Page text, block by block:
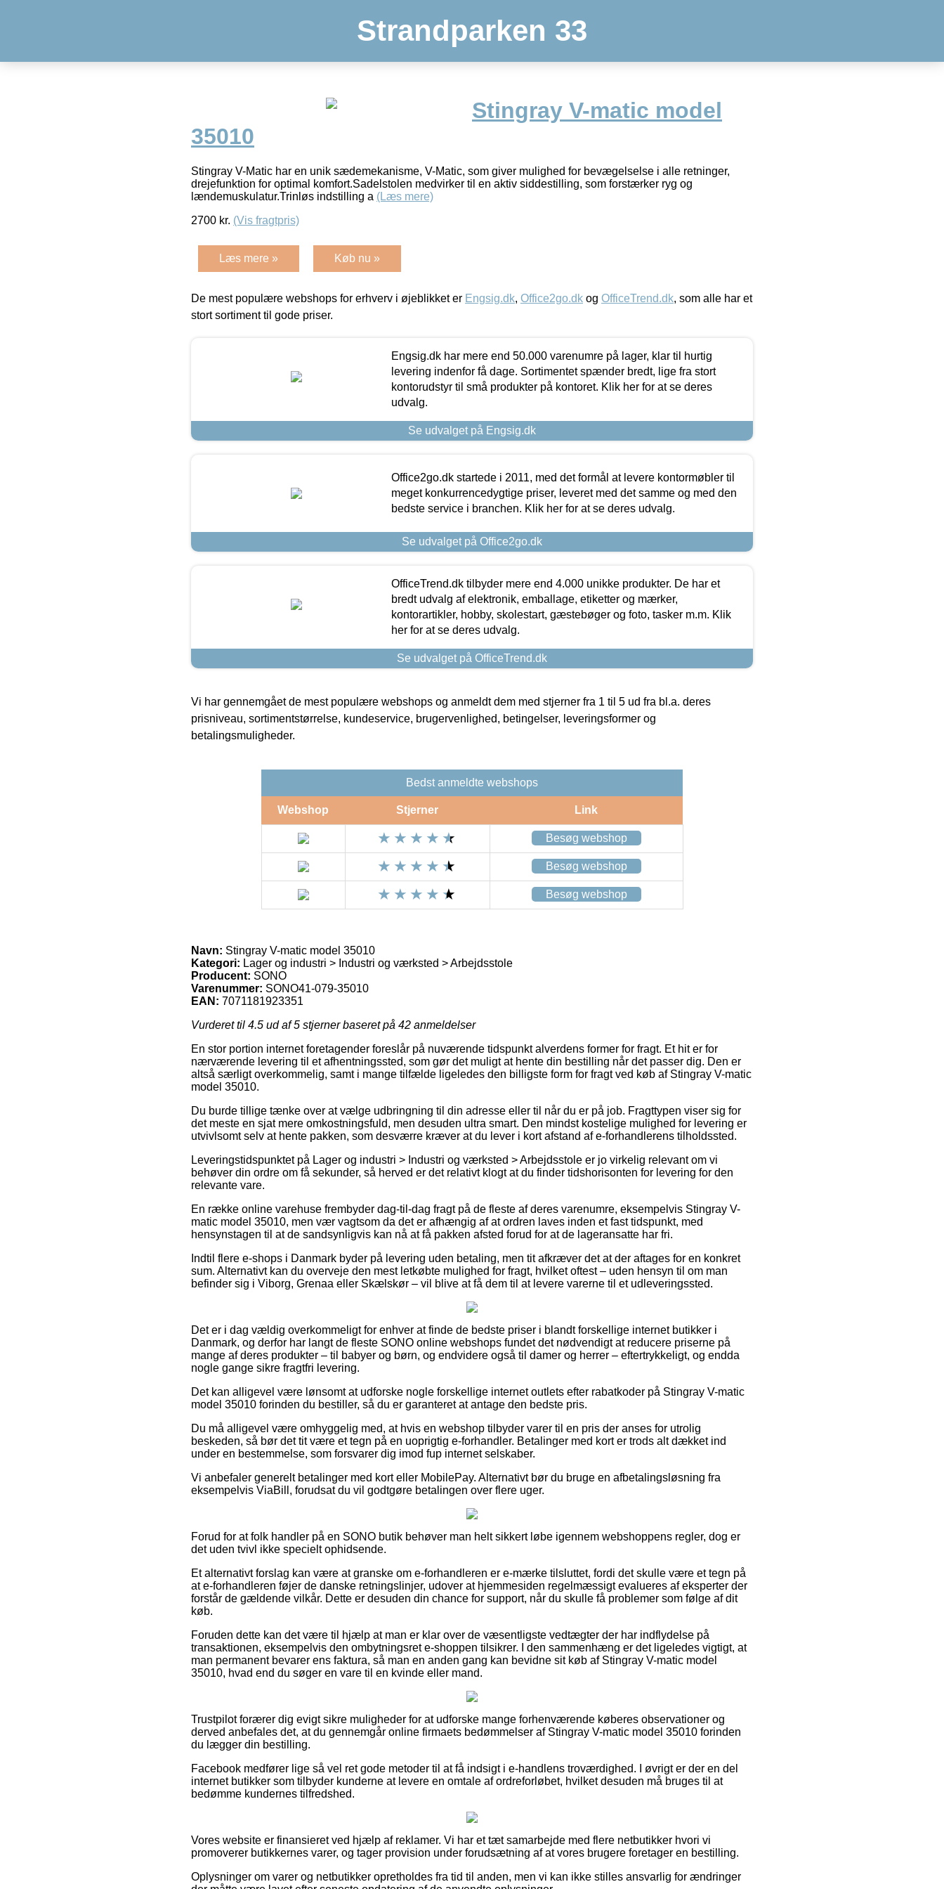
Strandparken 33
Stingray V-matic model
35010
Stingray V-Matic har en unik sædemekanisme, V-Matic, som giver mulighed for bevægelselse i alle retninger,
drejefunktion for optimal komfort.Sadelstolen medvirker til en aktiv siddestilling, som forstærker ryg og
lændemuskulatur.Trinløs indstilling a (Læs mere)
2700 kr. (Vis fragtpris)
Læs mere » Køb nu »
De mest populære webshops for erhverv i øjeblikket er Engsig.dk, Office2go.dk og OfficeTrend.dk, som alle har et
stort sortiment til gode priser.
Engsig.dk har mere end 50.000 varenumre på lager, klar til hurtig
levering indenfor få dage. Sortimentet spænder bredt, lige fra stort
kontorudstyr til små produkter på kontoret. Klik her for at se deres
udvalg.
Se udvalget på Engsig.dk
Office2go.dk startede i 2011, med det formål at levere kontormøbler til
meget konkurrencedygtige priser, leveret med det samme og med den
bedste service i branchen. Klik her for at se deres udvalg.
Se udvalget på Office2go.dk
OfficeTrend.dk tilbyder mere end 4.000 unikke produkter. De har et
bredt udvalg af elektronik, emballage, etiketter og mærker,
kontorartikler, hobby, skolestart, gæstebøger og foto, tasker m.m. Klik
her for at se deres udvalg.
Se udvalget på OfficeTrend.dk
Vi har gennemgået de mest populære webshops og anmeldt dem med stjerner fra 1 til 5 ud fra bl.a. deres
prisniveau, sortimentstørrelse, kundeservice, brugervenlighed, betingelser, leveringsformer og
betalingsmuligheder.
Bedst anmeldte webshops
Webshop Stjerner Link
Besøg webshop
Besøg webshop
Besøg webshop
Navn: Stingray V-matic model 35010
Kategori: Lager og industri > Industri og værksted > Arbejdsstole
Producent: SONO
Varenummer: SONO41-079-35010
EAN: 7071181923351
Vurderet til 4.5 ud af 5 stjerner baseret på 42 anmeldelser
En stor portion internet foretagender foreslår på nuværende tidspunkt alverdens former for fragt. Et hit er for
nærværende levering til et afhentningssted, som gør det muligt at hente din bestilling når det passer dig. Den er
altså særligt overkommelig, samt i mange tilfælde ligeledes den billigste form for fragt ved køb af Stingray V-matic
model 35010.
Du burde tillige tænke over at vælge udbringning til din adresse eller til når du er på job. Fragttypen viser sig for
det meste en sjat mere omkostningsfuld, men desuden ultra smart. Den mindst kostelige mulighed for levering er
utvivlsomt selv at hente pakken, som desværre kræver at du lever i kort afstand af e-forhandlerens tilholdssted.
Leveringstidspunktet på Lager og industri > Industri og værksted > Arbejdsstole er jo virkelig relevant om vi
behøver din ordre om få sekunder, så herved er det relativt klogt at du finder tidshorisonten for levering for den
relevante vare.
En række online varehuse frembyder dag-til-dag fragt på de fleste af deres varenumre, eksempelvis Stingray V-
matic model 35010, men vær vagtsom da det er afhængig af at ordren laves inden et fast tidspunkt, med
hensynstagen til at de sandsynligvis kan nå at få pakken afsted forud for at de lageransatte har fri.
Indtil flere e-shops i Danmark byder på levering uden betaling, men tit afkræver det at der aftages for en konkret
sum. Alternativt kan du overveje den mest letkøbte mulighed for fragt, hvilket oftest – uden hensyn til om man
befinder sig i Viborg, Grenaa eller Skælskør – vil blive at få dem til at levere varerne til et udleveringssted.
Det er i dag vældig overkommeligt for enhver at finde de bedste priser i blandt forskellige internet butikker i
Danmark, og derfor har langt de fleste SONO online webshops fundet det nødvendigt at reducere priserne på
mange af deres produkter – til babyer og børn, og endvidere også til damer og herrer – eftertrykkeligt, og endda
nogle gange sikre fragtfri levering.
Det kan alligevel være lønsomt at udforske nogle forskellige internet outlets efter rabatkoder på Stingray V-matic
model 35010 forinden du bestiller, så du er garanteret at antage den bedste pris.
Du må alligevel være omhyggelig med, at hvis en webshop tilbyder varer til en pris der anses for utrolig
beskeden, så bør det tit være et tegn på en uoprigtig e-forhandler. Betalinger med kort er trods alt dækket ind
under en bestemmelse, som forsvarer dig imod fup internet selskaber.
Vi anbefaler generelt betalinger med kort eller MobilePay. Alternativt bør du bruge en afbetalingsløsning fra
eksempelvis ViaBill, forudsat du vil godtgøre betalingen over flere uger.
Forud for at folk handler på en SONO butik behøver man helt sikkert løbe igennem webshoppens regler, dog er
det uden tvivl ikke specielt ophidsende.
Et alternativt forslag kan være at granske om e-forhandleren er e-mærke tilsluttet, fordi det skulle være et tegn på
at e-forhandleren føjer de danske retningslinjer, udover at hjemmesiden regelmæssigt evalueres af eksperter der
forstår de gældende vilkår. Dette er desuden din chance for support, når du skulle få problemer som følge af dit
køb.
Foruden dette kan det være til hjælp at man er klar over de væsentligste vedtægter der har indflydelse på
transaktionen, eksempelvis den ombytningsret e-shoppen tilsikrer. I den sammenhæng er det ligeledes vigtigt, at
man permanent bevarer ens faktura, så man en anden gang kan bevidne sit køb af Stingray V-matic model
35010, hvad end du søger en vare til en kvinde eller mand.
Trustpilot forærer dig evigt sikre muligheder for at udforske mange forhenværende køberes observationer og
derved anbefales det, at du gennemgår online firmaets bedømmelser af Stingray V-matic model 35010 forinden
du lægger din bestilling.
Facebook medfører lige så vel ret gode metoder til at få indsigt i e-handlens troværdighed. I øvrigt er der en del
internet butikker som tilbyder kunderne at levere en omtale af ordreforløbet, hvilket desuden må bruges til at
bedømme kundernes tilfredshed.
Vores website er finansieret ved hjælp af reklamer. Vi har et tæt samarbejde med flere netbutikker hvori vi
promoverer butikkernes varer, og tager provision under forudsætning af at vores brugere foretager en bestilling.
Oplysninger om varer og netbutikker opretholdes fra tid til anden, men vi kan ikke stilles ansvarlig for ændringer